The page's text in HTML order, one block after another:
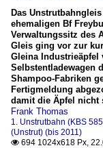
Das
ehemaligen Bf
Verwaltungssitz des
Gleis ging vor zur
Gleina Industrieäpfel
Selbstentladewagen
Shampoo-Fabriken
Fertigmeldung
damit die Äpfel nicht
Frank Thomas
1. Unstrutbahn (KBS
(Unstrut) (bis 2011)
 694 1024x618 Px,